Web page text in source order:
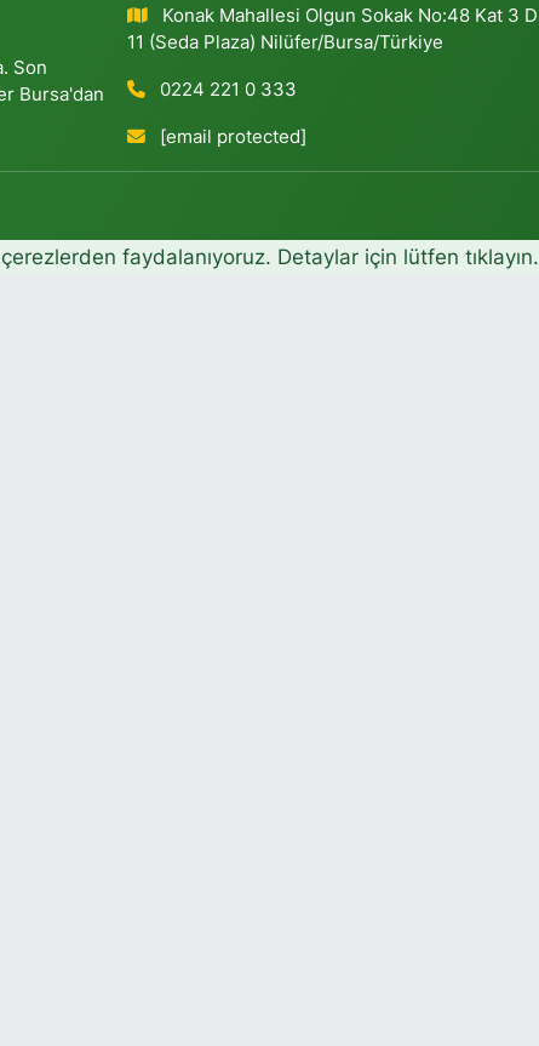
Son
Bursa'dan
Konak Mahallesi Olgun Sokak No:48 Kat 3 D
11 (Seda Plaza) Nilüfer/Bursa/Türkiye
0224 221 0 333
[email protected]
faydalanıyoruz. Detaylar için lütfen tıklayın.